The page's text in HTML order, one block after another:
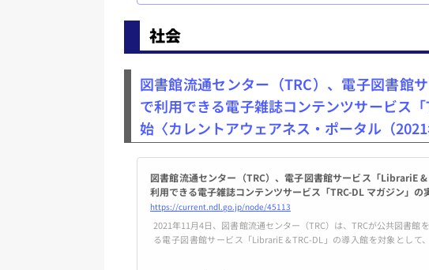
社会
図書館流通センター（TRC）、電子図書館
で利用できる電子雑誌コンテンツサービス
始〈カレントアウェアネス・ポータル（2021
図書館流通センター（TRC）、電子図書館サービス「LibrariE &
利用できる電子雑誌コンテンツサービス「TRC-DL マガジン」の
https://current.ndl.go.jp/node/45113
2021年11月4日、図書館流通センター（TRC）は、TRCが公共図書館
る電子図書館サービス「LibrariE & TRC-DL」の導入館を対象として